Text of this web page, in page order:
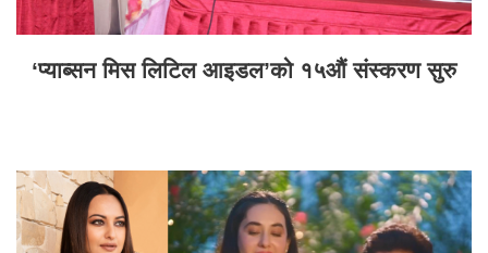
‘प्याब्सन मिस लिटिल आइडल’को १५औं संस्करण सुरु